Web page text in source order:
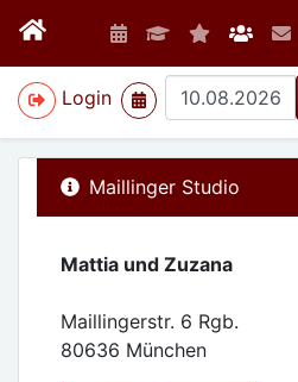
Login
>
Maillinger Studio
Mattia und Zuzana
Maillingerstr. 6 Rgb.
80636 München